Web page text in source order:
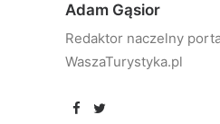
Adam Gąsior
Redaktor naczelny
WaszaTurystyka.pl